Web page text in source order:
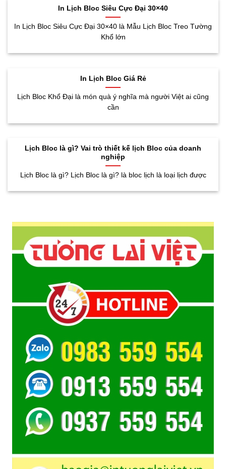
In Lịch Bloc Siêu Cực Đại 30×40
In Lịch Bloc Siêu Cực Đại 30×40 là Mẫu Lịch Bloc Treo Tường
Khổ lớn
In Lịch Bloc Giá Rẻ
Lịch Bloc Khổ Đại là món quà ý nghĩa mà người Việt ai cũng
cần
Lịch Bloc là gì? Vai trò thiết kế lịch Bloc của doanh
nghiệp
Lịch Bloc là gì? Lịch Bloc là gì? là bloc lịch là loại lịch được